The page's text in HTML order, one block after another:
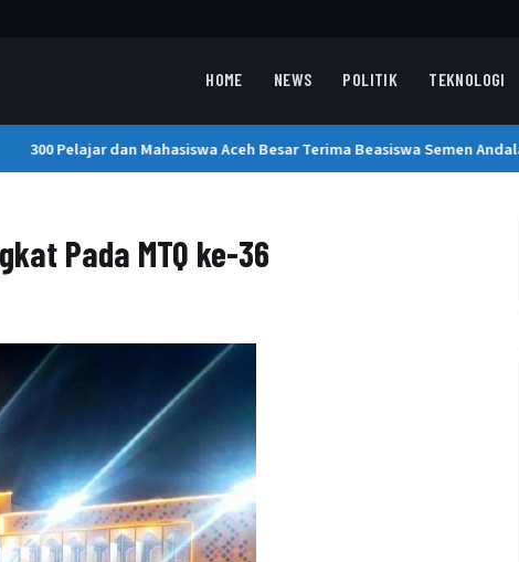
HOME NEWS POLITIK TEKNOLOGI
300 Pelajar dan Mahasiswa Aceh Besar Terima Beasiswa Semen Andalas
Pada MTQ ke-36